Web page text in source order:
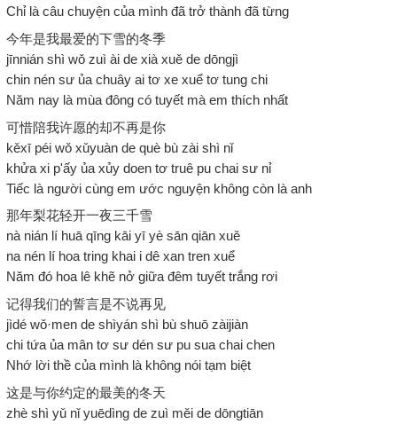
Chỉ là câu chuyện của mình đã trở thành đã từng
今年是我最爱的下雪的冬季
jīnnián shì wǒ zuì ài de xià xuě de dōngjì
chin nén sư ủa chuây ai tơ xe xuể tơ tung chi
Năm nay là mùa đông có tuyết mà em thích nhất
可惜陪我许愿的却不再是你
kěxī péi wǒ xǔyuàn de què bù zài shì nǐ
khửa xi p'ấy ủa xủy doen tơ truê pu chai sư nỉ
Tiếc là người cùng em ước nguyện không còn là anh
那年梨花轻开一夜三千雪
nà nián lí huā qīng kāi yī yè sān qiān xuě
na nén lí hoa tring khai i dê xan tren xuể
Năm đó hoa lê khẽ nở giữa đêm tuyết trắng rơi
记得我们的誓言是不说再见
jìdé wǒ·men de shìyán shì bù shuō zàijiàn
chi tứa ủa mân tơ sư dén sư pu sua chai chen
Nhớ lời thề của mình là không nói tạm biệt
这是与你约定的最美的冬天
zhè shì yǔ nǐ yuēdìng de zuì měi de dōngtiān